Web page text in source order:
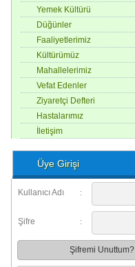
Yemek Kültürü
Düğünler
Faaliyetlerimiz
Kültürümüz
Mahallelerimiz
Vefat Edenler
Ziyaretçi Defteri
Hastalarımız
İletişim
Üye Girişi
Kullanıcı Adı :
Şifre :
Şifremi Unuttum?